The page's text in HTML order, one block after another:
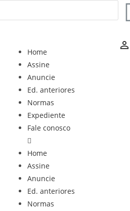
person_outline
Home
Assine
Anuncie
Ed. anteriores
Normas
Expediente
Fale conosco
Home
Assine
Anuncie
Ed. anteriores
Normas